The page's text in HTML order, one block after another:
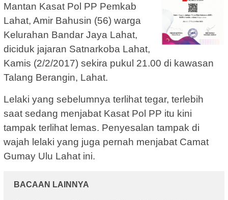
Mantan Kasat Pol PP Pemkab
Lahat, Amir Bahusin (56) warga
Kelurahan Bandar Jaya Lahat,
diciduk jajaran Satnarkoba Lahat,
Kamis (2/2/2017) sekira pukul 21.00 di kawasan
Talang Berangin, Lahat.
Lelaki yang sebelumnya terlihat tegar, terlebih
saat sedang menjabat Kasat Pol PP itu kini
tampak terlihat lemas. Penyesalan tampak di
wajah lelaki yang juga pernah menjabat Camat
Gumay Ulu Lahat ini.
BACAAN LAINNYA